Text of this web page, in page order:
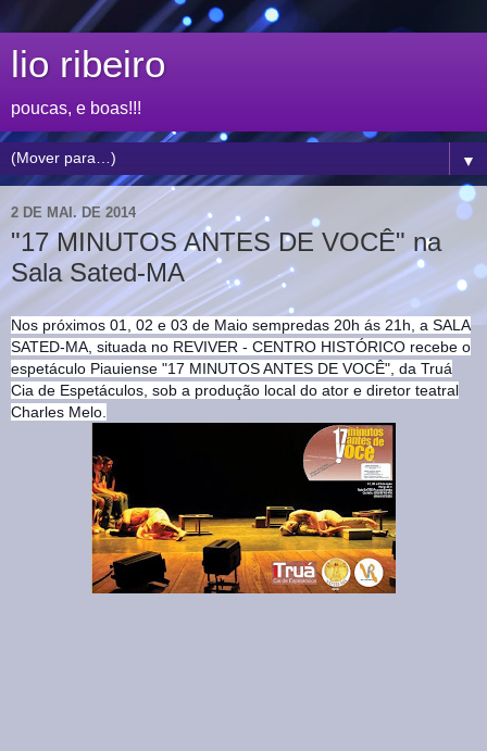
lio ribeiro
poucas, e boas!!!
▼
2 DE MAI. DE 2014
"17 MINUTOS ANTES DE VOCÊ" na
Sala Sated-MA
Nos próximos 01, 02 e 03 de Maio sempredas 20h ás 21h, a SALA
SATED-MA, situada no REVIVER - CENTRO HISTÓRICO recebe o
espetáculo Piauiense "17 MINUTOS ANTES DE VOCÊ", da Truá
Cia de Espetáculos, sob a produção local do ator e diretor teatral
Charles Melo.